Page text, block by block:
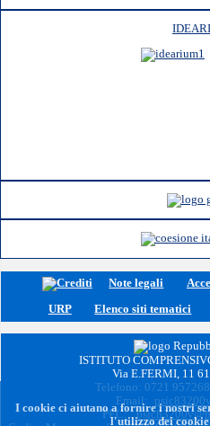
Note legali
URP Elenco siti tematici
ISTITUTO
Via E.FERMI, 11
Telefono: 0721
Email:
PEC:
I cookie ci aiutano a fornire i nostri
l'utilizzo dei